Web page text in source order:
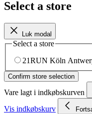
Select a store
Luk modal
Select a store
21RUN Köln
Confirm store selection
Vare lagt i indkøbskurven
Vis indkøbskurv